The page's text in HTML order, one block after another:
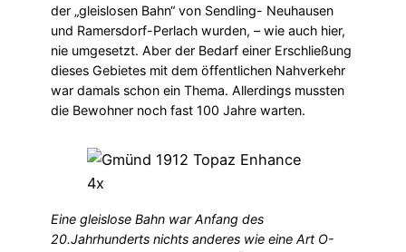
der „gleislosen Bahn“ von Sendling- Neuhausen
und Ramersdorf-Perlach wurden, – wie auch hier,
nie umgesetzt. Aber der Bedarf einer Erschließung
dieses Gebietes mit dem öffentlichen Nahverkehr
war damals schon ein Thema. Allerdings mussten
die Bewohner noch fast 100 Jahre warten.
Eine gleislose Bahn war Anfang des
20.Jahrhunderts nichts anderes wie eine Art O-